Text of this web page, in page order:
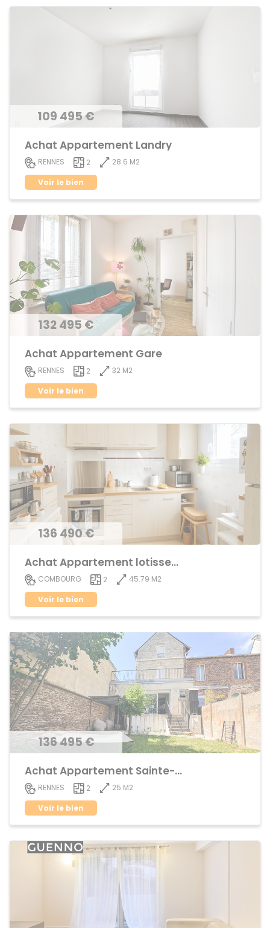
109 495 €
Achat Appartement Landry
RENNES 2
28.6 M2
Voir le bien
132 495 €
Achat Appartement Gare
RENNES 2
32 M2
Voir le bien
136 490 €
Achat Appartement lotissement
COMBOURG 2
45.79 M2
Voir le bien
136 495 €
Achat Appartement Sainte-Thérèse
RENNES 2
25 M2
Voir le bien